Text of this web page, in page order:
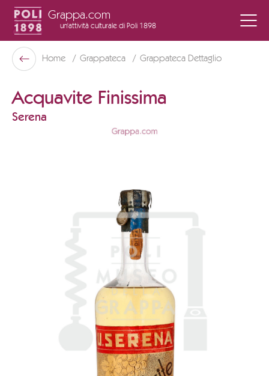
Grappa.com
un'attività culturale di Poli 1898
Poli Museo Della Grappa
Indietro
Home Grappateca Grappateca Dettaglio
Acquavite Finissima
Serena